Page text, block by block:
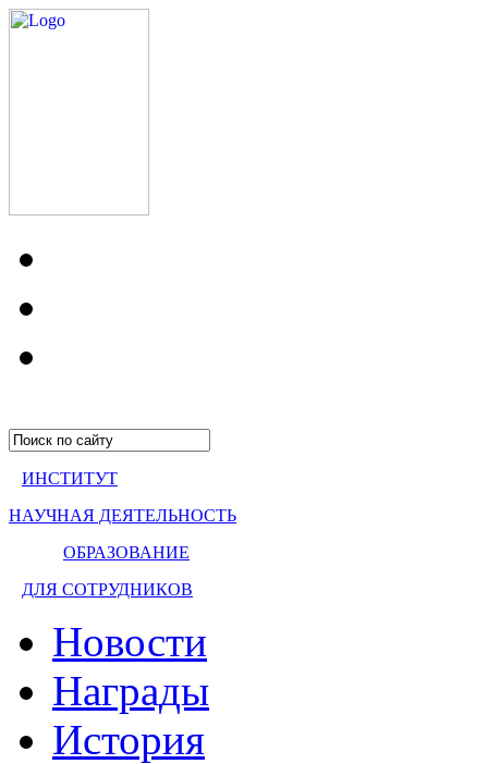
ИНСТИТУТ
НАУЧНАЯ ДЕЯТЕЛЬНОСТЬ
ОБРАЗОВАНИЕ
ДЛЯ СОТРУДНИКОВ
Новости
Награды
История